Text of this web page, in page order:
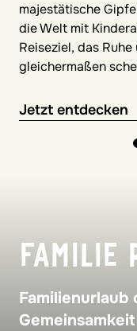
majestätische
die Welt mit
Reiseziel, das
gleichermaßen
Jetzt entdecken
FAMILIE
Familienurlaub
Gemeinsamkeit